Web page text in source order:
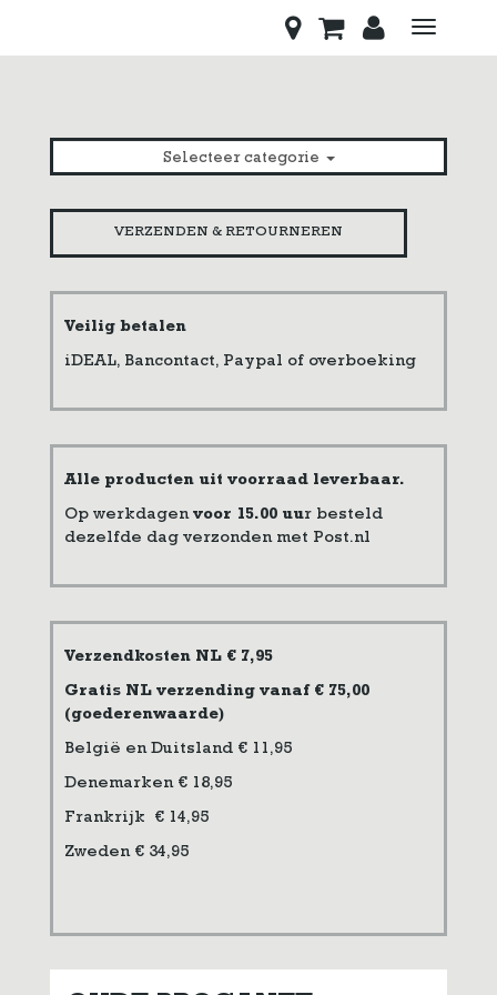
Toggle
Selecteer categorie
VERZENDEN & RETOURNEREN
Veilig betalen
iDEAL, Bancontact, Paypal of overboeking
Alle producten uit voorraad leverbaar.
Op werkdagen voor 15.00 uur besteld
dezelfde dag verzonden met Post.nl
Verzendkosten NL € 7,95
Gratis NL verzending vanaf € 75,00
(goederenwaarde)
België en Duitsland € 11,95
Denemarken € 18,95
Frankrijk € 14,95
Zweden € 34,95